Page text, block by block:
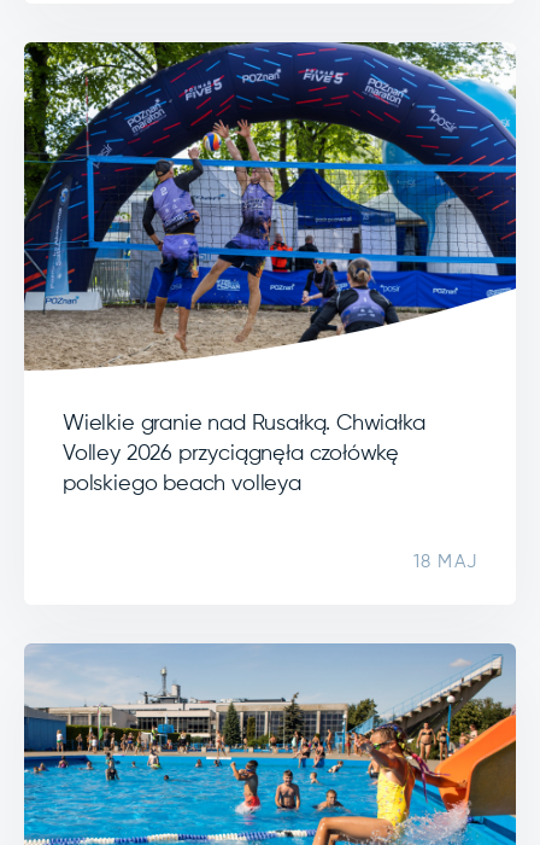
Wielkie granie nad Rusałką. Chwiałka
Volley 2026 przyciągnęła czołówkę
polskiego beach volleya
18 MAJ